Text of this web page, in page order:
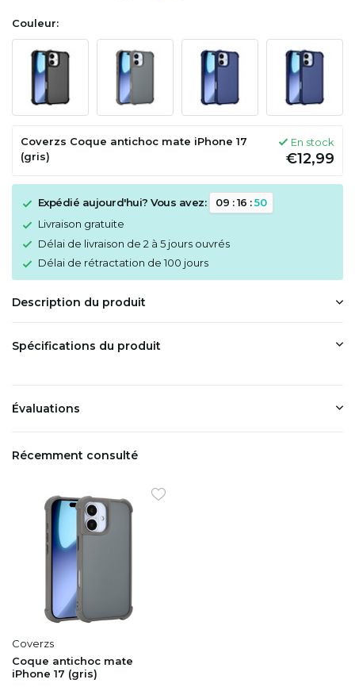
Couleur:
Coverzs Coque antichoc mate iPhone 17
(gris)
En stock
€12,99
Expédié aujourd'hui? Vous avez: 09 :16 :50
Livraison gratuite
Délai de livraison de 2 à 5 jours ouvrés
Délai de rétractation de 100 jours
Description du produit
Spécifications du produit
Évaluations
Récemment consulté
Coverzs
Coque antichoc mate
iPhone 17 (gris)